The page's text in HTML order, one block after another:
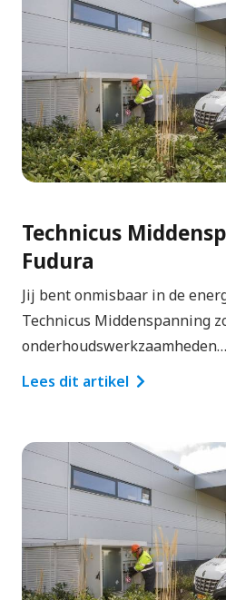
Technicus
Fudura
Jij bent onmisbaar in de
Technicus Middenspanning
onderhoudswerkzaamheden…
Lees dit artikel